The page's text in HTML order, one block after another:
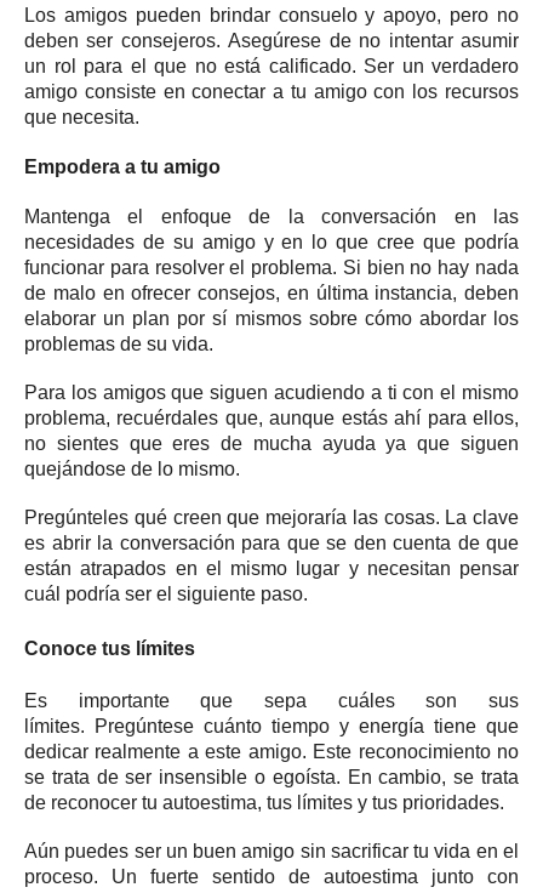
Los amigos pueden brindar consuelo y apoyo, pero no
deben ser consejeros.Asegúrese de no intentar asumir
un rol para el que no está calificado. Ser un verdadero
amigo consiste en conectar a tu amigo con los recursos
que necesita.
Empodera a tu amigo
Mantenga el enfoque de la conversación en las
necesidades de su amigo y en lo que cree que podría
funcionar para resolver el problema. Si bien no hay nada
de malo en ofrecer consejos, en última instancia, deben
elaborar un plan por sí mismos sobre cómo abordar los
problemas de su vida.
Para los amigos que siguen acudiendo a ti con el mismo
problema, recuérdales que, aunque estás ahí para ellos,
no sientes que eres de mucha ayuda ya que siguen
quejándose de lo mismo.
Pregúnteles qué creen que mejoraría las cosas. La clave
es abrir la conversación para que se den cuenta de que
están atrapados en el mismo lugar y necesitan pensar
cuál podría ser el siguiente paso.
Conoce tus límites
Es importante que sepa cuáles son sus
límites.
Pregúntese cuánto tiempo y energía tiene que
dedicar realmente a este amigo. Este reconocimiento no
se trata de ser insensible o egoísta. En cambio, se trata
de reconocer tu autoestima, tus límites y tus prioridades.
Aún puedes ser un buen amigo sin sacrificar tu vida en el
proceso. Un fuerte sentido de autoestima junto con